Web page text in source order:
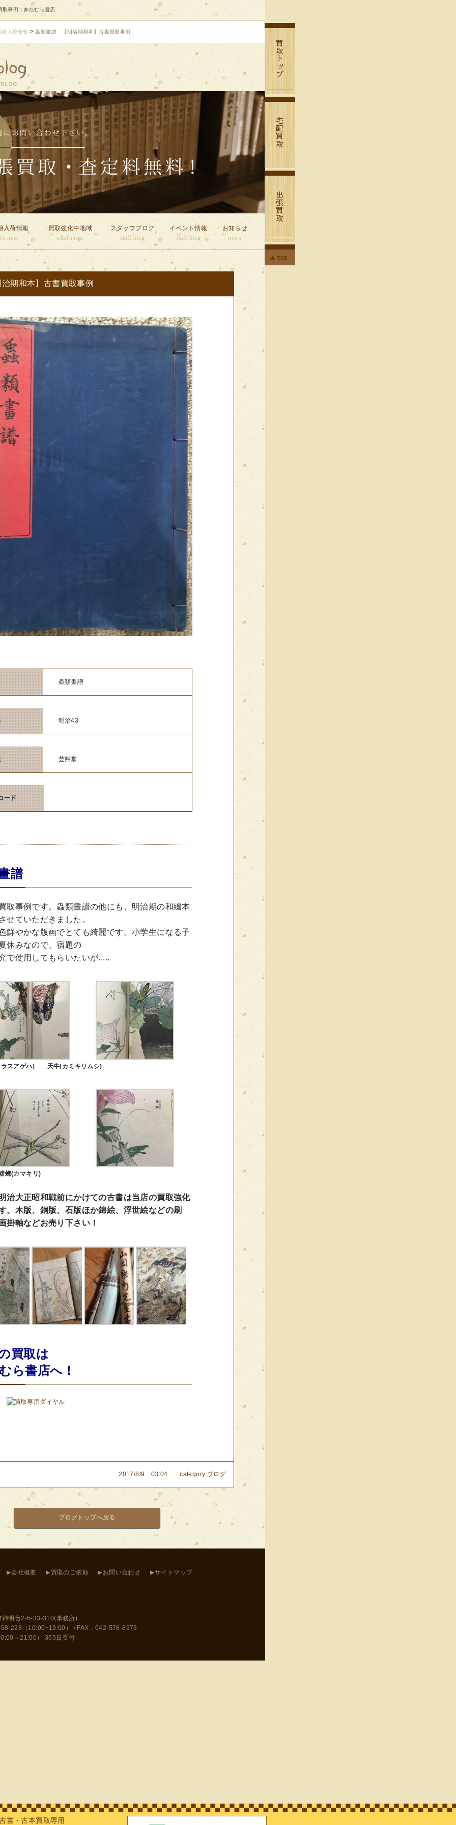
事例 | きたむら書店
籍入荷情報 >蟲類畫譜 【明治期和本】古書買取事例
入荷情報
new
買取強化中地域
what's new
スタッフブログ
staff blog
イベント情報
staff blog
お知らせ
news
期和本】古書買取事例
蟲類畫譜
明治43
芸艸堂
ード
譜
取事例です。蟲類畫譜の他にも、明治期の和綴本
せていただきました。
鮮やかな版画でとても綺麗です。小学生になる子
休みなので、宿題の
で使用してもらいたいが.....
ラスアゲハ) 天牛(カミキリムシ)
螂(カマキリ)
治大正昭和戦前にかけての古書は当店の買取強化
。木版、銅版、石版ほか錦絵、浮世絵などの刷
掛軸などお売り下さい！
買取は
ら書店へ！
2017/8/9 03:04 category:ブログ
ブログトップへ戻る
▸会社概要 ▸ 買取のご依頼 ▸ お問い合わせ ▸サイトマップ
明台2-5-33-310(事務所)
228（10:00~19:00） / FAX：042-578-8973
～21:00） 365日受付
書・古本買取専用